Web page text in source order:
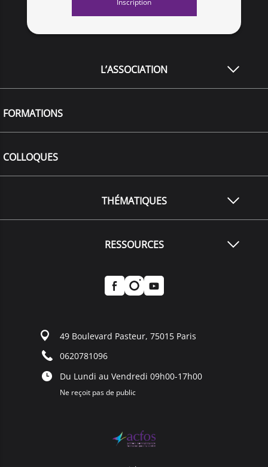
L’ASSOCIATION
FORMATIONS
COLLOQUES
THÉMATIQUES
RESSOURCES
49 Boulevard Pasteur, 75015 Paris
0620781096
Du Lundi au Vendredi 09h00-17h00
Ne reçoit pas de public